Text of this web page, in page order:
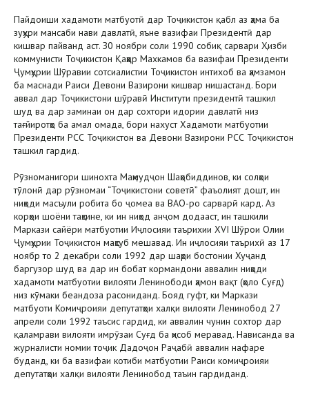
Пайдоиши хадамоти матбуотӣ дар Тоҷикистон қабл аз ҳама ба
зуҳури мансаби нави давлатӣ, яъне вазифаи Президентӣ дар
кишвар пайванд аст. З0 ноябри соли 1990 собиқ сарвари Ҳизби
коммунисти Тоҷикистон Қаҳҳор Махкамов ба вазифаи Президенти
Ҷумҳурии Шӯравии сотсиалистии Тоҷикистон интихоб ва ҳамзамон
ба маснади Раиси Девони Вазирони кишвар нишастанд. Бори
аввал дар Тоҷикистони шӯравӣ Институти президентӣ ташкил
шуд ва дар заминаи он дар сохтори идории давлатӣ низ
тағйиротҳо ба амал омада, бори нахуст Хадамоти матбуотии
Президенти РСС Тоҷикистон ва Девони Вазирони РСС Тоҷикистон
ташкил гардид.
Рӯзноманигори шинохта Маҳмудҷон Шаҳобиддинов, ки солҳои
тӯлонӣ дар рӯзномаи “Тоҷикистони советӣ” фаъолият дошт, ин
ниҳоди масъули робита бо ҷомеа ва ВАО-ро сарварӣ кард. Аз
корҳои шоёни таҳсине, ки ин ниҳод анҷом додааст, ин ташкили
Маркази сайёри матбуотии Иҷлосияи таърихии XVI Шӯрои Олии
Ҷумҳурии Тоҷикистон маҳсуб мешавад. Ин иҷлосияи таърихӣ аз 17
ноябр то 2 декабри соли 1992 дар шаҳри бостонии Хуҷанд
баргузор шуд ва дар ин бобат кормандони аввалин ниҳоди
хадамоти матбуотии вилояти Ленинободи ҳамон вақт (ҳоло Суғд)
низ кӯмаки беандоза расониданд. Бояд гуфт, ки Маркази
матбуоти Комиҷроияи депутатҳои халқи вилояти Ленинобод 27
апрели соли 1992 таъсис гардид, ки аввалин чунин сохтор дар
қаламрави вилояти имрӯзаи Суғд ба ҳисоб меравад. Нависанда ва
журналисти номии тоҷик Дадоҷон Раҷабӣ аввалин нафаре
буданд, ки ба вазифаи котиби матбуотии Раиси комиҷроияи
депутатҳои халқи вилояти Ленинобод таъин гардиданд.